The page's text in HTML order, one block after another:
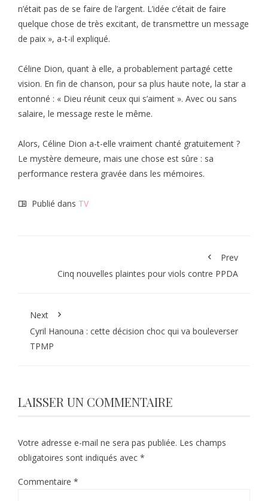
n’était pas de se faire de l’argent. L’idée c’était de faire
quelque chose de très excitant, de transmettre un message
de paix », a-t-il expliqué.
Céline Dion, quant à elle, a probablement partagé cette
vision. En fin de chanson, pour sa plus haute note, la star a
entonné : « Dieu réunit ceux qui s’aiment ». Avec ou sans
salaire, le message reste le même.
Alors, Céline Dion a-t-elle vraiment chanté gratuitement ?
Le mystère demeure, mais une chose est sûre : sa
performance restera gravée dans les mémoires.
Publié dans TV
Prev
Cinq nouvelles plaintes pour viols contre PPDA
Next
Cyril Hanouna : cette décision choc qui va bouleverser
TPMP
LAISSER UN COMMENTAIRE
Votre adresse e-mail ne sera pas publiée. Les champs
obligatoires sont indiqués avec *
Commentaire *